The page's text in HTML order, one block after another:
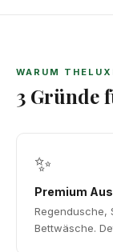
WARUM
3 Gründe
✨
Premium
Regendusche,
Bettwäsche.